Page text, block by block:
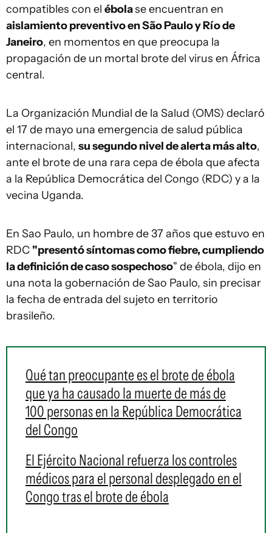
compatibles con el ébolase encuentran en
aislamiento preventivo en São Paulo y Río de
Janeiro, en momentos en que preocupa la
propagación de un mortal brote del virus en África
central.
La Organización Mundial de la Salud (OMS) declaró
el 17 de mayo una emergencia de salud pública
internacional, su segundo nivel de alerta más alto,
ante el brote de una rara cepa de ébola que afecta
a la República Democrática del Congo (RDC) y a la
vecina Uganda.
En Sao Paulo, un hombre de 37 años que estuvo en
RDC "presentó síntomas como fiebre, cumpliendo
la definición de caso sospechoso" de ébola, dijo en
una nota la gobernación de Sao Paulo, sin precisar
la fecha de entrada del sujeto en territorio
brasileño.
Qué tan preocupante es el brote de ébola
que ya ha causado la muerte de más de
100 personas en la República Democrática
del Congo
El Ejército Nacional refuerza los controles
médicos para el personal desplegado en el
Congo tras el brote de ébola